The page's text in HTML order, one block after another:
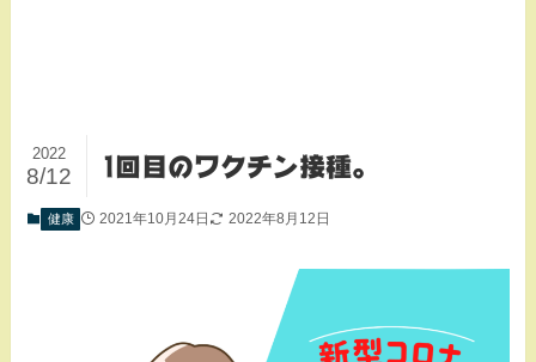
1回目のワクチン接種。
2022
8/12
健康 2021年10月24日 2022年8月12日